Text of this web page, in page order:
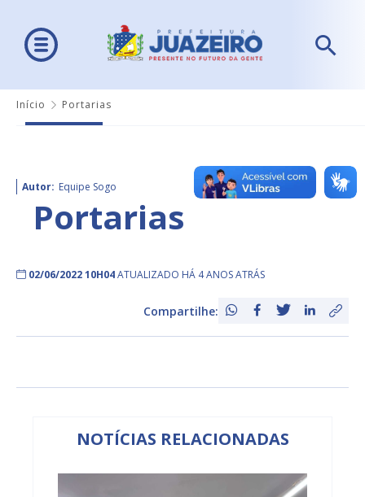
Início Portarias
Autor: Equipe Sogo
Portarias
02/06/2022 10H04ATUALIZADO HÁ 4 ANOS ATRÁS
Compartilhe:
NOTÍCIAS RELACIONADAS